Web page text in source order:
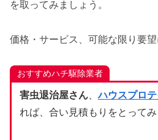
を取ってみましょう。
価格・サービス、可能な限り要
おすすめハチ駆除業者
害虫退治屋さん、ハウスプロテ
れば、合い見積もりをとってみ